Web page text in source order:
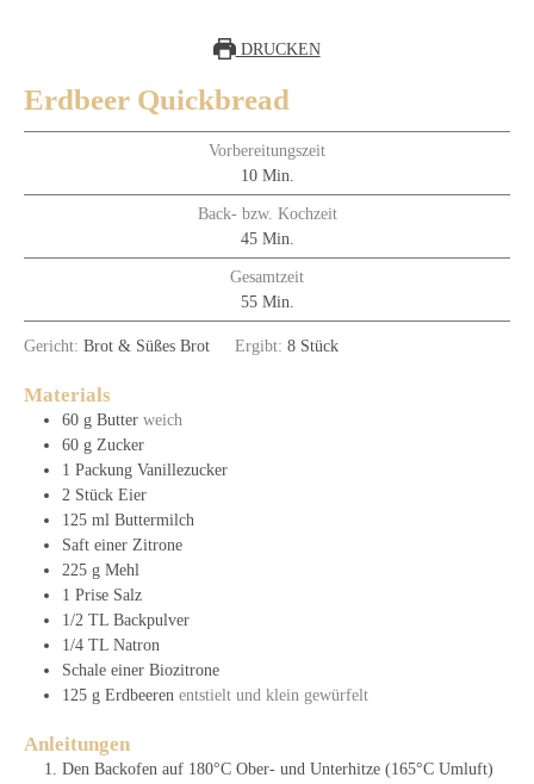
DRUCKEN
Erdbeer Quickbread
Vorbereitungszeit
10Minuten
Min.
Back- bzw. Kochzeit
45Minuten
Min.
Gesamtzeit
55Minuten
Min.
Gericht: Brot & Süßes Brot Ergibt: 8 Stück
Materials
60 g Butter weich
60 g Zucker
1 Packung Vanillezucker
2 Stück Eier
125 ml Buttermilch
Saft einer Zitrone
225 g Mehl
1 Prise Salz
1/2 TL Backpulver
1/4 TL Natron
Schale einer Biozitrone
125 g Erdbeeren entstielt und klein gewürfelt
Anleitungen
Den Backofen auf 180°C Ober- und Unterhitze (165°C Umluft)